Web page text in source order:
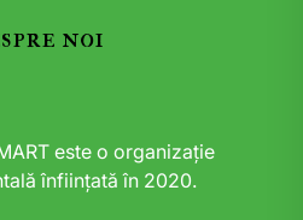
noi
este o organizație
înființată în 2020.